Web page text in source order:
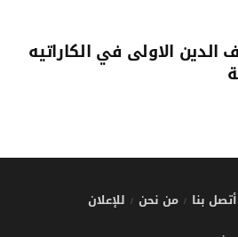
الاولى في الكاراتيه
أتصل بنا من نحن للإعلان